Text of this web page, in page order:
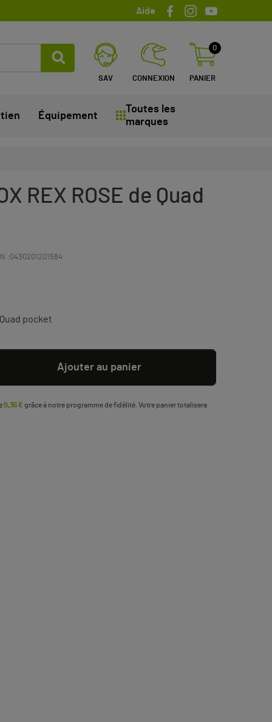
Aide
SAV CONNEXION PANIER
0
Équipement
Toutes les
marques
REX ROSE de Quad
:0430201201584
pocket
Ajouter au panier
0,36 € grâce à notre programme de fidélité. Votre panier totalisera